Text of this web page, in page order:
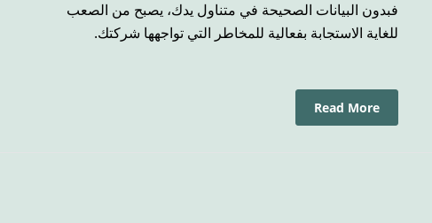
فبدون البيانات الصحيحة في متناول يدك، يصبح من الصعب
للغاية الاستجابة بفعالية للمخاطر التي تواجهها شركتك.
Read More